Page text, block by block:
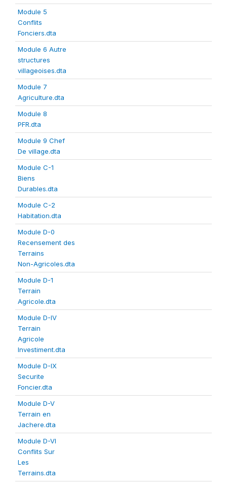
Module 5
Conflits
Fonciers.dta
Module 6 Autre
structures
villageoises.dta
Module 7
Agriculture.dta
Module 8
PFR.dta
Module 9 Chef
De village.dta
Module C-1
Biens
Durables.dta
Module C-2
Habitation.dta
Module D-0
Recensement des
Terrains
Non-Agricoles.dta
Module D-1
Terrain
Agricole.dta
Module D-IV
Terrain
Agricole
Investiment.dta
Module D-IX
Securite
Foncier.dta
Module D-V
Terrain en
Jachere.dta
Module D-VI
Conflits Sur
Les
Terrains.dta